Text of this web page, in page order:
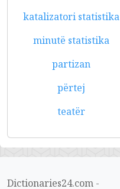
katalizatori statistika
minutë statistika
partizan
përtej
teatër
Dictionaries24.com -